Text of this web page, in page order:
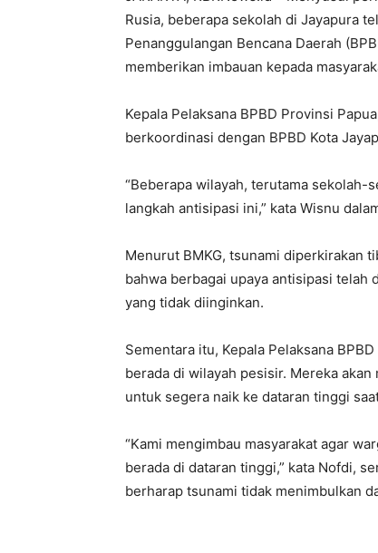
Rusia, beberapa sekolah di Jayapura
Penanggulangan Bencana Daerah
memberikan imbauan kepada
Kepala Pelaksana BPBD Provinsi
berkoordinasi dengan BPBD Kota
“Beberapa wilayah, terutama sekolah-
langkah antisipasi ini,” kata Wisnu
Menurut BMKG, tsunami diperkirakan
bahwa berbagai upaya antisipasi
yang tidak diinginkan.
Sementara itu, Kepala Pelaksana
berada di wilayah pesisir. Mereka
untuk segera naik ke dataran tinggi
“Kami mengimbau masyarakat agar
berada di dataran tinggi,” kata Nofdi,
berharap tsunami tidak menimbulkan